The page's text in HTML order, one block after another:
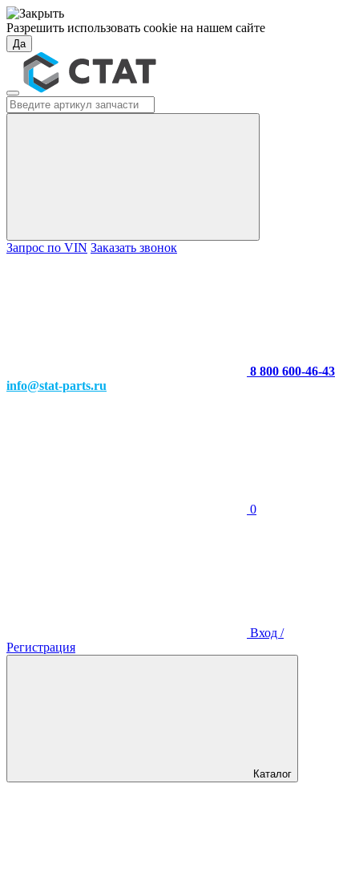
Разрешить использовать cookie на нашем сайте
Да
Запрос по VIN Заказать звонок
8 800 600-46-43
info@stat-parts.ru
0
Вход /
Регистрация
Каталог